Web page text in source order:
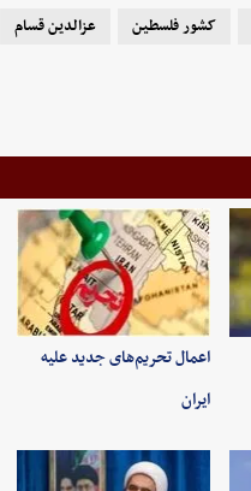
کشور فلسطین عزالدین قسام
اعمال تحریم‌های جدید علیه
ایران